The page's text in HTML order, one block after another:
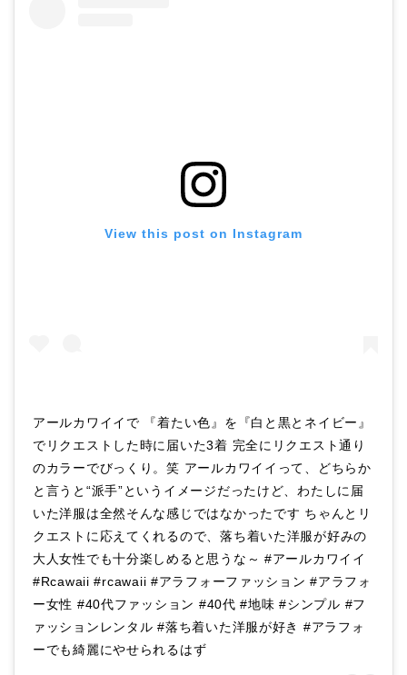
View this post on Instagram
アールカワイイで 『着たい色』を『白と黒とネイビー』
でリクエストした時に届いた3着 完全にリクエスト通り
のカラーでびっくり。笑 アールカワイイって、どちらか
と言うと“派手”というイメージだったけど、わたしに届
いた洋服は全然そんな感じではなかったです ちゃんとリ
クエストに応えてくれるので、落ち着いた洋服が好みの
大人女性でも十分楽しめると思うな～ #アールカワイイ
#Rcawaii #rcawaii #アラフォーファッション #アラフォ
ー女性 #40代ファッション #40代 #地味 #シンプル #フ
ァッションレンタル #落ち着いた洋服が好き #アラフォ
ーでも綺麗にやせられるはず